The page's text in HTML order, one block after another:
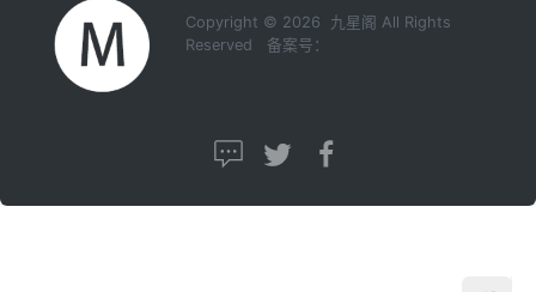
Copyright © 2026 九星阁 All Rights
Reserved 备案号：